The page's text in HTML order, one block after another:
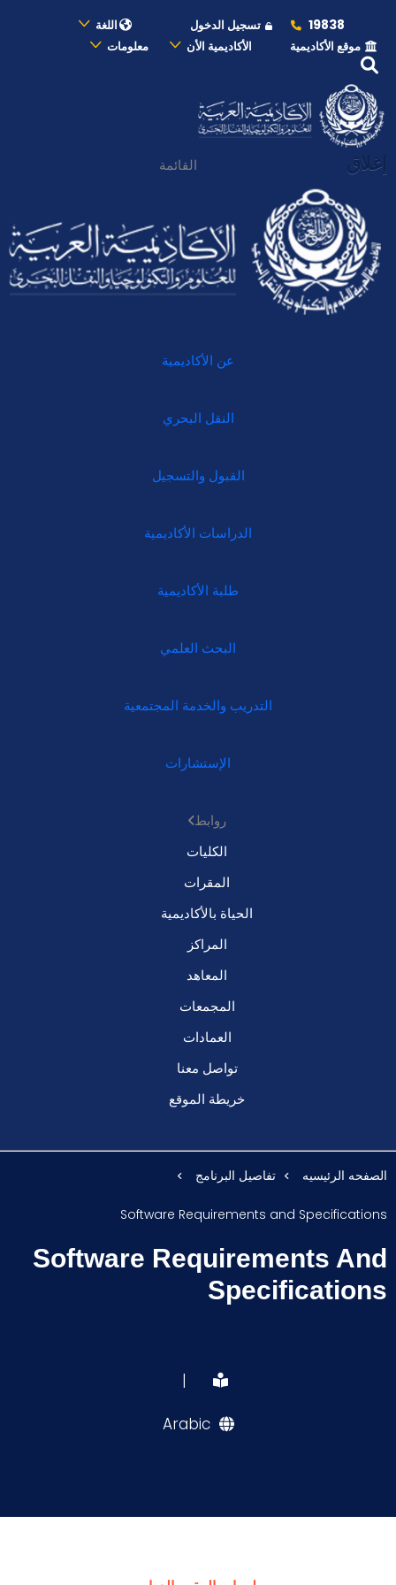
19838 تسجيل الدخول
اللغة
موقع الأكاديمية
الأكاديمية الأن معلومات
إغلاق القائمة
عن الأكاديمية
النقل البحري
القبول والتسجيل
الدراسات الأكاديمية
طلبة الأكاديمية
البحث العلمي
التدريب والخدمة المجتمعية
الإستشارات
روابط
الكليات
المقرات
الحياة بالأكاديمية
المراكز
المعاهد
المجمعات
العمادات
تواصل معنا
خريطة الموقع
الصفحه الرئيسيه تفاصيل البرنامج
Software Requirements and Specifications
Software Requirements And
Specifications
|
Arabic